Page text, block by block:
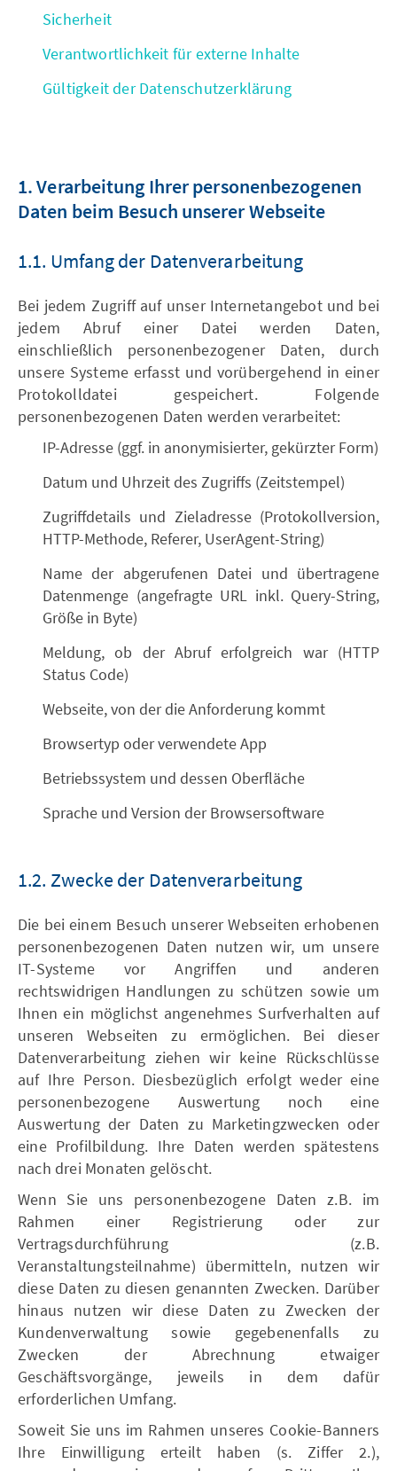
Sicherheit
Verantwortlichkeit für externe Inhalte
Gültigkeit der Datenschutzerklärung
1. Verarbeitung Ihrer personenbezogenen
Daten beim Besuch unserer Webseite
1.1. Umfang der Datenverarbeitung
Bei jedem Zugriff auf unser Internetangebot und bei
jedem Abruf einer Datei werden Daten,
einschließlich personenbezogener Daten, durch
unsere Systeme erfasst und vorübergehend in einer
Protokolldatei gespeichert. Folgende
personenbezogenen Daten werden verarbeitet:
IP-Adresse (ggf. in anonymisierter, gekürzter Form)
Datum und Uhrzeit des Zugriffs (Zeitstempel)
Zugriffdetails und Zieladresse (Protokollversion,
HTTP-Methode, Referer, UserAgent-String)
Name der abgerufenen Datei und übertragene
Datenmenge (angefragte URL inkl. Query-String,
Größe in Byte)
Meldung, ob der Abruf erfolgreich war (HTTP
Status Code)
Webseite, von der die Anforderung kommt
Browsertyp oder verwendete App
Betriebssystem und dessen Oberfläche
Sprache und Version der Browsersoftware
1.2. Zwecke der Datenverarbeitung
Die bei einem Besuch unserer Webseiten erhobenen
personenbezogenen Daten nutzen wir, um unsere
IT-Systeme vor Angriffen und anderen
rechtswidrigen Handlungen zu schützen sowie um
Ihnen ein möglichst angenehmes Surfverhalten auf
unseren Webseiten zu ermöglichen. Bei dieser
Datenverarbeitung ziehen wir keine Rückschlüsse
auf Ihre Person. Diesbezüglich erfolgt weder eine
personenbezogene Auswertung noch eine
Auswertung der Daten zu Marketingzwecken oder
eine Profilbildung. Ihre Daten werden spätestens
nach drei Monaten gelöscht.
Wenn Sie uns personenbezogene Daten z.B. im
Rahmen einer Registrierung oder zur
Vertragsdurchführung (z.B.
Veranstaltungsteilnahme) übermitteln, nutzen wir
diese Daten zu diesen genannten Zwecken. Darüber
hinaus nutzen wir diese Daten zu Zwecken der
Kundenverwaltung sowie gegebenenfalls zu
Zwecken der Abrechnung etwaiger
Geschäftsvorgänge, jeweils in dem dafür
erforderlichen Umfang.
Soweit Sie uns im Rahmen unseres Cookie-Banners
Ihre Einwilligung erteilt haben (s. Ziffer 2.),